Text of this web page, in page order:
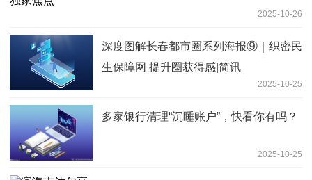
2025-10-26
深度图解长春都市圈系列海报⑨｜织密民
生保障网 提升圈获得感|简讯
2025-10-25
多家银行清理“沉睡账户”，快看你有吗？
2025-10-25